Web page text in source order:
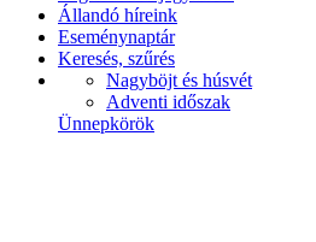
Állandó híreink
Eseménynaptár
Keresés, szűrés
Nagyböjt és húsvét
Adventi időszak
Ünnepkörök